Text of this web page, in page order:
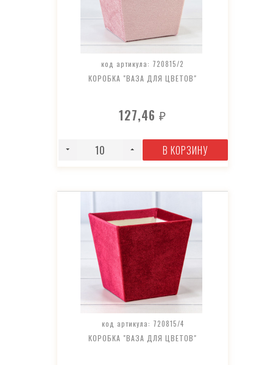
код артикула: 720815/2
КОРОБКА "ВАЗА ДЛЯ ЦВЕТОВ"
127,46₽
В КОРЗИНУ
код артикула: 720815/4
КОРОБКА "ВАЗА ДЛЯ ЦВЕТОВ"